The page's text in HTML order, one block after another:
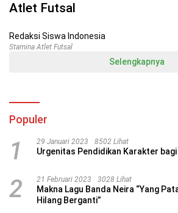
Atlet Futsal
Redaksi Siswa Indonesia
Stamina Atlet Futsal
Selengkapnya
Populer
1 29 Januari 2023 8502 Lihat
Urgenitas Pendidikan Karakter bagi
2 21 Februari 2023 3028 Lihat
Makna Lagu Banda Neira “Yang
Hilang Berganti”